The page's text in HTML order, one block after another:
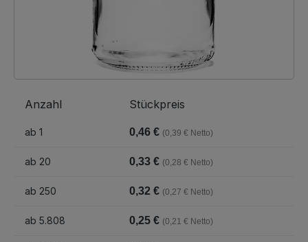
Anzahl Stückpreis
ab 1 0,46 € (0,39 € Netto)
ab 20 0,33 € (0,28 € Netto)
ab 250 0,32 € (0,27 € Netto)
ab 5.808 0,25 € (0,21 € Netto)